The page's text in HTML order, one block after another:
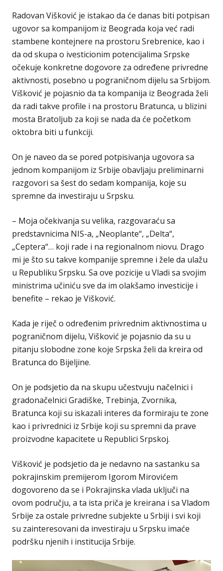
Radovan Višković je istakao da će danas biti potpisan
ugovor sa kompanijom iz Beograda koja već radi
stambene kontejnere na prostoru Srebrenice, kao i
da od skupa o ivesticionim potencijalima Srpske
očekuje konkretne dogovore za određene privredne
aktivnosti, posebno u pograničnom dijelu sa Srbijom.
Višković je pojasnio da ta kompanija iz Beograda želi
da radi takve profile i na prostoru Bratunca, u blizini
mosta Bratoljub za koji se nada da će početkom
oktobra biti u funkciji.
On je naveo da se pored potpisivanja ugovora sa
jednom kompanijom iz Srbije obavljaju preliminarni
razgovori sa šest do sedam kompanija, koje su
spremne da investiraju u Srpsku.
– Moja očekivanja su velika, razgovaraću sa
predstavnicima NIS-a, „Neoplante“, „Delta“,
„Ceptera“… koji rade i na regionalnom niovu. Drago
mi je što su takve kompanije spremne i žele da ulažu
u Republiku Srpsku. Sa ove pozicije u Vladi sa svojim
ministrima učiniću sve da im olakšamo investicije i
benefite – rekao je Višković.
Kada je riječ o određenim privrednim aktivnostima u
pograničnom dijelu, Višković je pojasnio da su u
pitanju slobodne zone koje Srpska želi da kreira od
Bratunca do Bijeljine.
On je podsjetio da na skupu učestvuju načelnici i
gradonačelnici Gradiške, Trebinja, Zvornika,
Bratunca koji su iskazali interes da formiraju te zone
kao i privrednici iz Srbije koji su spremni da prave
proizvodne kapacitete u Republici Srpskoj.
Višković je podsjetio da je nedavno na sastanku sa
pokrajinskim premijerom Igorom Mirovićem
dogovoreno da se i Pokrajinska vlada uključi na
ovom području, a ta ista priča je kreirana i sa Vladom
Srbije za ostale privredne subjekte u Srbiji i svi koji
su zainteresovani da investiraju u Srpsku imaće
podršku njenih i institucija Srbije.